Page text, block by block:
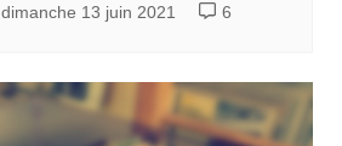
dimanche 13 juin 2021 6